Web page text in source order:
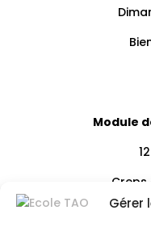
Gérer
Module
Creps